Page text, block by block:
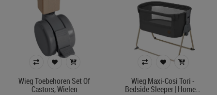
Wieg Toebehoren Set Of
Castors, Wielen
Wieg Maxi-Cosi Tori -
Bedside Sleeper | Home…